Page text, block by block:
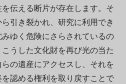
伝える断片が存在します。そ
引き裂かれ、研究に利用でき
ゆく危険にさらされているの
うした文化財を再び光の当た
の遺産にアクセスし、それを
認める権利を取り戻すことで